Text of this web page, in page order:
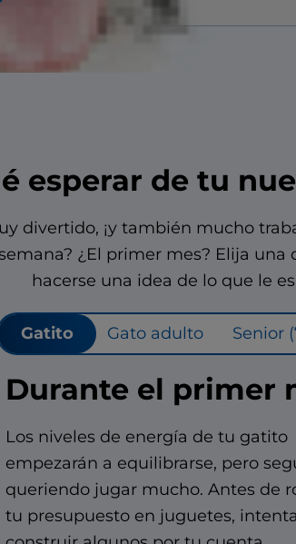
esperar de tu
divertido, ¡y también mucho
¿El primer mes? Elija una
hacerse una idea de lo que le
Gatito Gato adulto Senior
Durante el primer
Los niveles de energía de tu gatito
empezarán a equilibrarse, pero
queriendo jugar mucho. Antes de
tu presupuesto en juguetes, intenta